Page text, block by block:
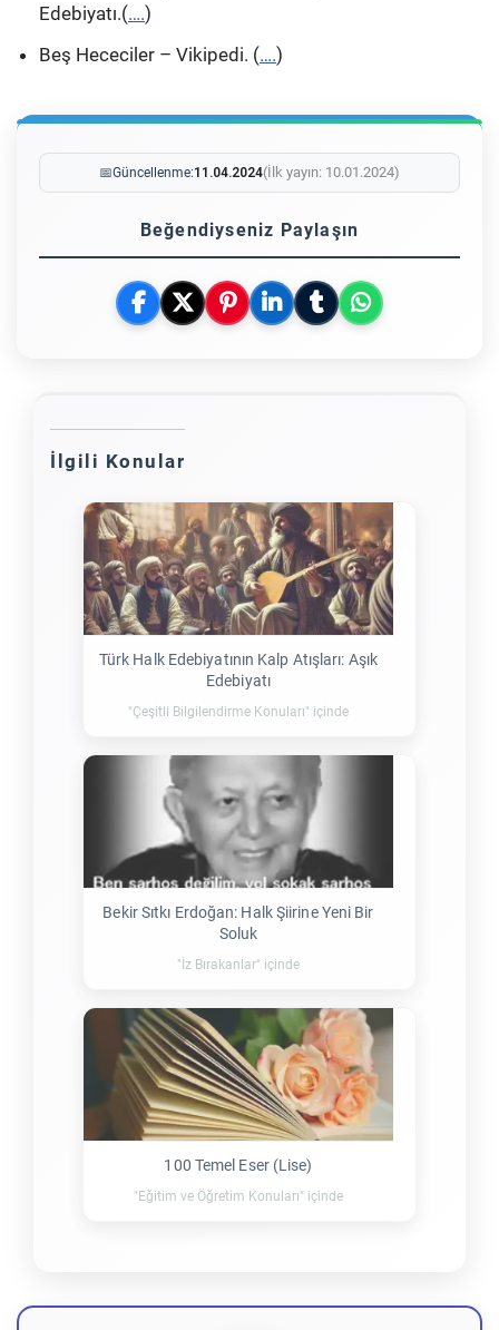
Edebiyatı.(….)
Beş Hececiler – Vikipedi. (….)
📅Güncellenme:11.04.2024(İlk yayın: 10.01.2024)
Beğendiyseniz Paylaşın
İlgili Konular
Türk Halk Edebiyatının Kalp Atışları: Aşık
Edebiyatı
"Çeşitli Bilgilendirme Konuları" içinde
Bekir Sıtkı Erdoğan: Halk Şiirine Yeni Bir
Soluk
"İz Bırakanlar" içinde
100 Temel Eser (Lise)
"Eğitim ve Öğretim Konuları" içinde